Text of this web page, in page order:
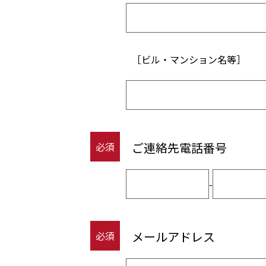
［ビル・マンション名等］
必須 ご連絡先電話番号
-
必須 メールアドレス